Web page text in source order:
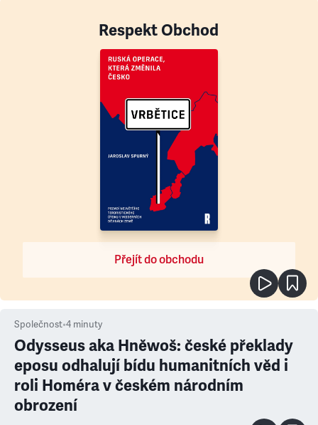
Respekt Obchod
Přejít do obchodu
Společnost•4 minuty
Odysseus aka Hněwoš: české překlady
eposu odhalují bídu humanitních věd i
roli Homéra v českém národním
obrození